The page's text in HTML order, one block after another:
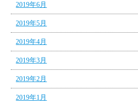
2019年6月
2019年5月
2019年4月
2019年3月
2019年2月
2019年1月